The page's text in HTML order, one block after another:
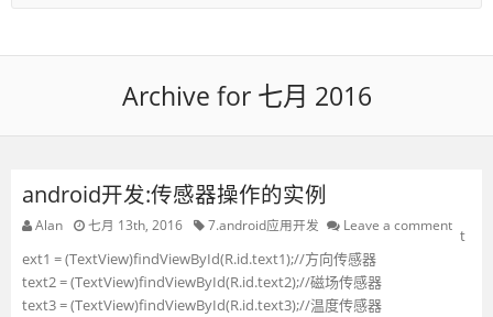
Archive for 七月 2016
android开发:传感器操作的实例
Alan 七月 13th, 2016 7.android应用开发 Leave a comment
t
ext1 = (TextView)findViewById(R.id.text1);//方向传感器
text2 = (TextView)findViewById(R.id.text2);//磁场传感器
text3 = (TextView)findViewById(R.id.text3);//温度传感器